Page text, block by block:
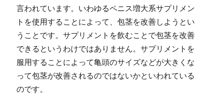
言われています。いわゆるペニス増大系サプリメン
トを使用することによって、包茎を改善しようとい
うことです。サプリメントを飲むことで包茎を改善
できるというわけではありません。サプリメントを
服用することによって亀頭のサイズなどが大きくな
って包茎が改善されるのではないかといわれている
のです。